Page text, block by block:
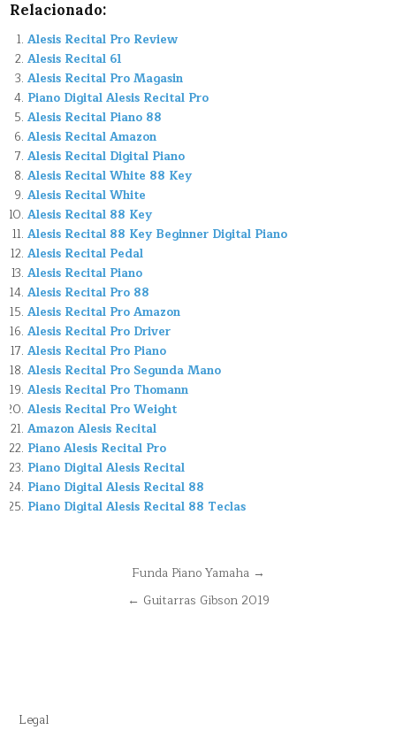
Relacionado:
Alesis Recital Pro Review
Alesis Recital 61
Alesis Recital Pro Magasin
Piano Digital Alesis Recital Pro
Alesis Recital Piano 88
Alesis Recital Amazon
Alesis Recital Digital Piano
Alesis Recital White 88 Key
Alesis Recital White
Alesis Recital 88 Key
Alesis Recital 88 Key Beginner Digital Piano
Alesis Recital Pedal
Alesis Recital Piano
Alesis Recital Pro 88
Alesis Recital Pro Amazon
Alesis Recital Pro Driver
Alesis Recital Pro Piano
Alesis Recital Pro Segunda Mano
Alesis Recital Pro Thomann
Alesis Recital Pro Weight
Amazon Alesis Recital
Piano Alesis Recital Pro
Piano Digital Alesis Recital
Piano Digital Alesis Recital 88
Piano Digital Alesis Recital 88 Teclas
NavegaciónFunda Piano Yamaha →
← Guitarras Gibson 2019
Legal